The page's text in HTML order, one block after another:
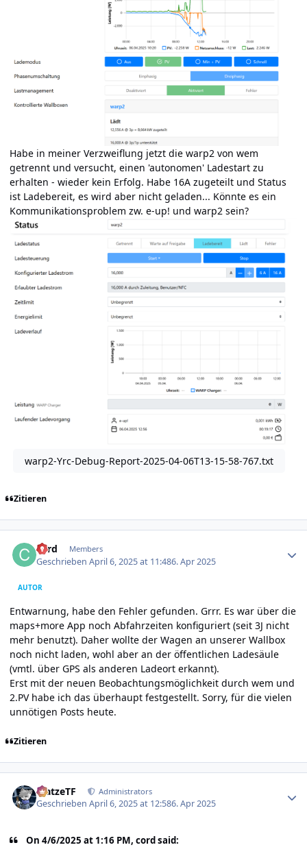
Habe in meiner Verzweiflung jetzt die warp2 von wem
getrennt und versucht, einen 'autonomen' Ladestart zu
erhalten - wieder kein Erfolg. Habe 16A zugeteilt und Status
ist Ladebereit, es wird aber nicht geladen... Könnte es ein
Kommunikationsproblem zw. e-up! und warp2 sein?
warp2-Yrc-Debug-Report-2025-04-06T13-15-58-767.txt
Zitieren
cord Members
GeschriebenApril 6, 2025 at 11:486. Apr 2025
AUTOR
Entwarnung, habe den Fehler gefunden. Grrr. Es war über die
maps+more App noch Abfahrzeiten konfiguriert (seit 3J nicht
mehr benutzt). Daher wollte der Wagen an unserer Wallbox
noch nicht laden, wohl aber an der öffentlichen Ladesäule
(vmtl. über GPS als anderen Ladeort erkannt).
Erst mit der neuen Beobachtungsmöglichkeit durch wem und
2.PV habe ich das überhaupt festgestellt. Sorry, für die vielen
unnötigen Posts heute.
Zitieren
MatzeTF Administrators
GeschriebenApril 6, 2025 at 12:586. Apr 2025
On 4/6/2025 at 1:16 PM, cord said: